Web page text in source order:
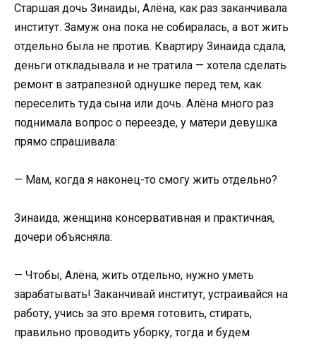
Старшая дочь Зинаиды, Алёна, как раз заканчивала
институт. Замуж она пока не собиралась, а вот жить
отдельно была не против. Квартиру Зинаида сдала,
деньги откладывала и не тратила — хотела сделать
ремонт в затрапезной однушке перед тем, как
переселить туда сына или дочь. Алёна много раз
поднимала вопрос о переезде, у матери девушка
прямо спрашивала:
— Мам, когда я наконец-то смогу жить отдельно?
Зинаида, женщина консервативная и практичная,
дочери объясняла:
— Чтобы, Алёна, жить отдельно, нужно уметь
зарабатывать! Заканчивай институт, устраивайся на
работу, учись за это время готовить, стирать,
правильно проводить уборку, тогда и будем